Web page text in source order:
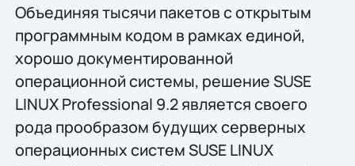
Объединяя тысячи пакетов с открытым
программным кодом в рамках единой,
хорошо документированной
операционной системы, решение SUSE
LINUX Professional 9.2 является своего
рода прообразом будущих серверных
операционных систем SUSE LINUX